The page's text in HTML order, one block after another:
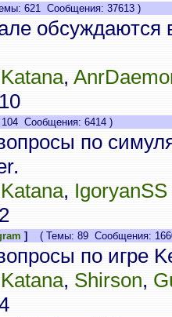
621 Сообщения: 37613 )
обсуждаются
Katana,
Сообщения: 6414 )
по
Katana, IgoryanSS
] ( Темы: 89 Сообщения:
по игре
Katana, Shirson,